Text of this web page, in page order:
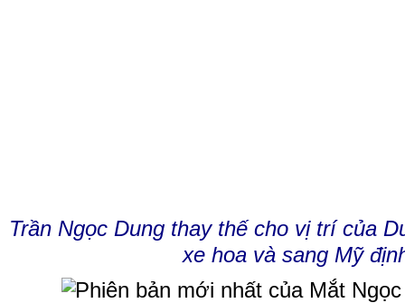
Trần Ngọc Dung thay thế cho vị trí của
xe hoa và sang Mỹ